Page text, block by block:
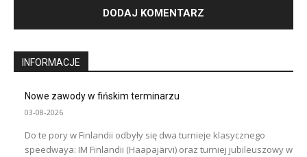
INFORMACJE
Nowe zawody w fińskim terminarzu
03-08-2026
Do te pory w Finlandii odbyły się dwa turnieje klasycznego
speedwaya: IM Finlandii (Haapajärvi) oraz turniej jubileuszowy w